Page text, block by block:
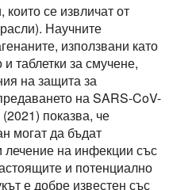
се извличат от
Научните
използвани като
таблетки за смучене,
на защита за
на SARS-CoV-
показва, че
могат да бъдат
на инфекции със
и потенциално
е добре известен със